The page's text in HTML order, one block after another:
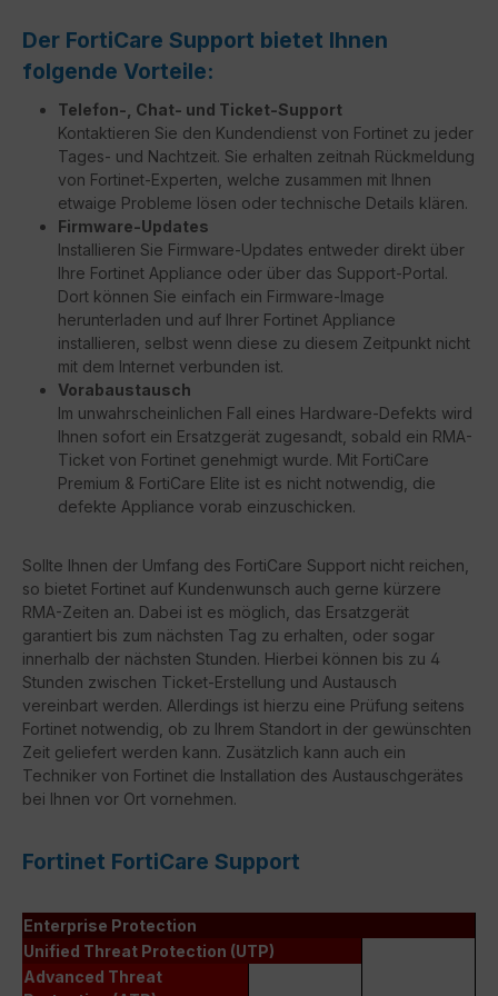
Der FortiCare Support bietet Ihnen
folgende Vorteile:
Telefon-, Chat- und Ticket-Support
Kontaktieren Sie den Kundendienst von Fortinet zu jeder
Tages- und Nachtzeit. Sie erhalten zeitnah Rückmeldung
von Fortinet-Experten, welche zusammen mit Ihnen
etwaige Probleme lösen oder technische Details klären.
Firmware-Updates
Installieren Sie Firmware-Updates entweder direkt über
Ihre Fortinet Appliance oder über das Support-Portal.
Dort können Sie einfach ein Firmware-Image
herunterladen und auf Ihrer Fortinet Appliance
installieren, selbst wenn diese zu diesem Zeitpunkt nicht
mit dem Internet verbunden ist.
Vorabaustausch
Im unwahrscheinlichen Fall eines Hardware-Defekts wird
Ihnen sofort ein Ersatzgerät zugesandt, sobald ein RMA-
Ticket von Fortinet genehmigt wurde. Mit FortiCare
Premium & FortiCare Elite ist es nicht notwendig, die
defekte Appliance vorab einzuschicken.
Sollte Ihnen der Umfang des FortiCare Support nicht reichen,
so bietet Fortinet auf Kundenwunsch auch gerne kürzere
RMA-Zeiten an. Dabei ist es möglich, das Ersatzgerät
garantiert bis zum nächsten Tag zu erhalten, oder sogar
innerhalb der nächsten Stunden. Hierbei können bis zu 4
Stunden zwischen Ticket-Erstellung und Austausch
vereinbart werden. Allerdings ist hierzu eine Prüfung seitens
Fortinet notwendig, ob zu Ihrem Standort in der gewünschten
Zeit geliefert werden kann. Zusätzlich kann auch ein
Techniker von Fortinet die Installation des Austauschgerätes
bei Ihnen vor Ort vornehmen.
Fortinet FortiCare Support
Enterprise Protection
Unified Threat Protection (UTP)
Advanced Threat